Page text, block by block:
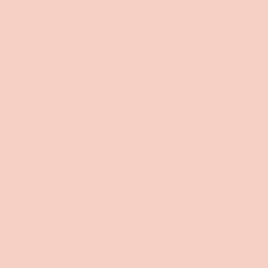
00:01:35: Ja, du bist
am besten unseren
00:01:43: Also dass du
00:01:47: aber was ist
00:01:56: Ja genau ich
00:02:00:
00:02:03: Ich bin jetzt im